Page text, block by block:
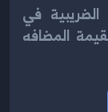
الضريبية في
المضافه